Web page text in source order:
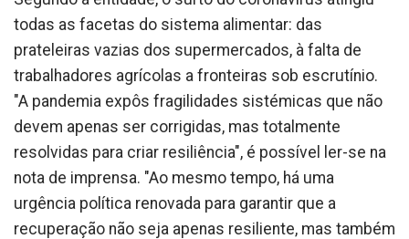
todas as facetas do sistema alimentar: das
prateleiras vazias dos supermercados, à falta de
trabalhadores agrícolas a fronteiras sob escrutínio.
"A pandemia expôs fragilidades sistémicas que não
devem apenas ser corrigidas, mas totalmente
resolvidas para criar resiliência", é possível ler-se na
nota de imprensa. "Ao mesmo tempo, há uma
urgência política renovada para garantir que a
recuperação não seja apenas resiliente, mas também